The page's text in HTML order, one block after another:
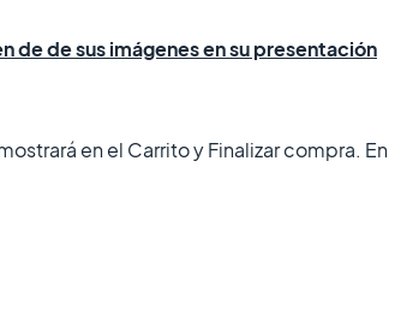
de de sus imágenes en su presentación
en el Carrito y Finalizar compra. En